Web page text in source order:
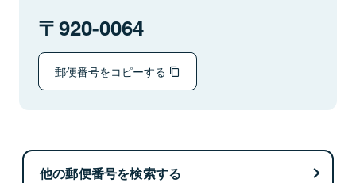
920-0064
郵便番号をコピーする
他の郵便番号を検索する